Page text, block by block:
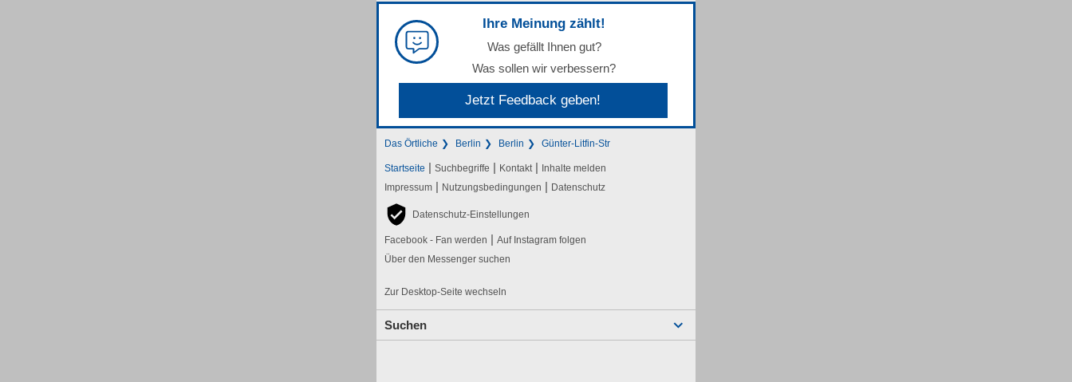
Ihre Meinung zählt!
Was gefällt Ihnen gut?
Was sollen wir verbessern?
Jetzt Feedback geben!
Das Örtliche Berlin Berlin Günter-Litfin-Str
Startseite | Suchbegriffe | Kontakt | Inhalte melden
Impressum | Nutzungsbedingungen | Datenschutz
Datenschutz-Einstellungen
Facebook - Fan werden | Auf Instagram folgen
Über den Messenger suchen
Zur Desktop-Seite wechseln
Suchen